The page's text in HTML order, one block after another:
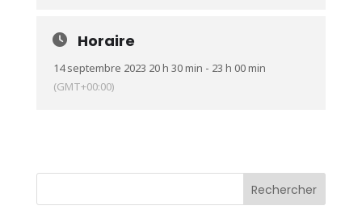
Horaire
14 septembre 2023 20 h 30 min - 23 h 00 min
(GMT+00:00)